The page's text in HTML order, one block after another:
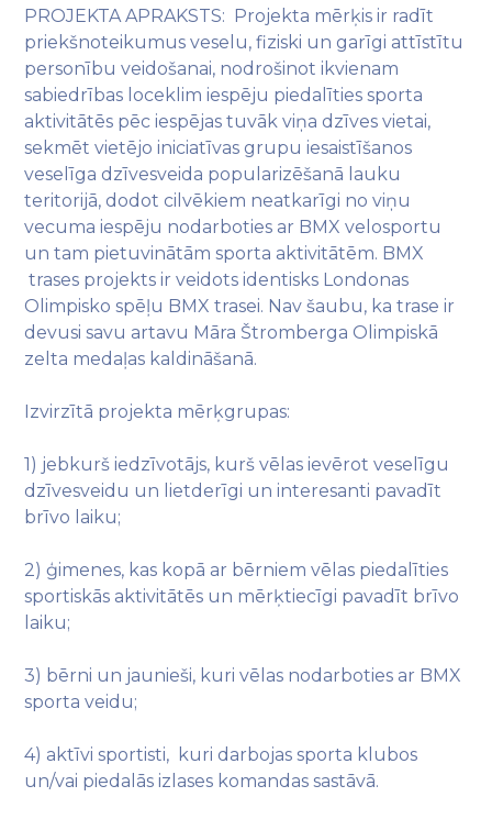
PROJEKTA APRAKSTS: Projekta mērķis ir radīt
priekšnoteikumus veselu, fiziski un garīgi attīstītu
personību veidošanai, nodrošinot ikvienam
sabiedrības loceklim iespēju piedalīties sporta
aktivitātēs pēc iespējas tuvāk viņa dzīves vietai,
sekmēt vietējo iniciatīvas grupu iesaistīšanos
veselīga dzīvesveida popularizēšanā lauku
teritorijā, dodot cilvēkiem neatkarīgi no viņu
vecuma iespēju nodarboties ar BMX velosportu
un tam pietuvinātām sporta aktivitātēm. BMX
trases projekts ir veidots identisks Londonas
Olimpisko spēļu BMX trasei. Nav šaubu, ka trase ir
devusi savu artavu Māra Štromberga Olimpiskā
zelta medaļas kaldināšanā.
Izvirzītā projekta mērķgrupas:
1) jebkurš iedzīvotājs, kurš vēlas ievērot veselīgu
dzīvesveidu un lietderīgi un interesanti pavadīt
brīvo laiku;
2) ģimenes, kas kopā ar bērniem vēlas piedalīties
sportiskās aktivitātēs un mērķtiecīgi pavadīt brīvo
laiku;
3) bērni un jaunieši, kuri vēlas nodarboties ar BMX
sporta veidu;
4) aktīvi sportisti, kuri darbojas sporta klubos
un/vai piedalās izlases komandas sastāvā.